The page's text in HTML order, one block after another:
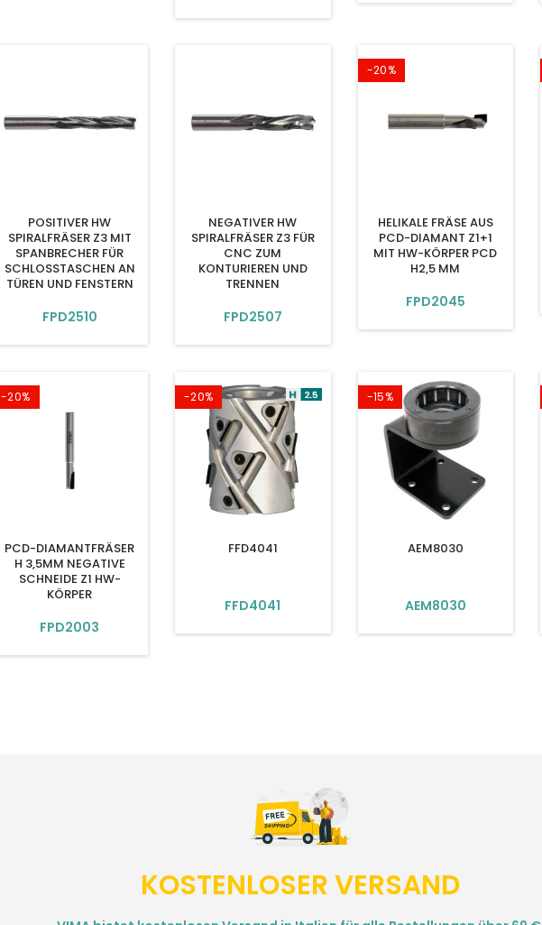
POSITIVER HW
SPIRALFRÄSER Z3 MIT
SPANBRECHER FÜR
SCHLOSSTASCHEN AN
TÜREN UND FENSTERN
FPD2510
NEGATIVER HW
SPIRALFRÄSER Z3 FÜR
CNC ZUM
KONTURIEREN UND
TRENNEN
FPD2507
-20%
HELIKALE FRÄSE AUS
PCD-DIAMANT Z1+1
MIT HW-KÖRPER PCD
H2,5 MM
FPD2045
-20%
PCD-DIAMANTFRÄSER
H 3,5MM NEGATIVE
SCHNEIDE Z1 HW-
KÖRPER
FPD2003
-20%
FFD4041
FFD4041
-15%
AEM8030
AEM8030
KOSTENLOSER VERSAND